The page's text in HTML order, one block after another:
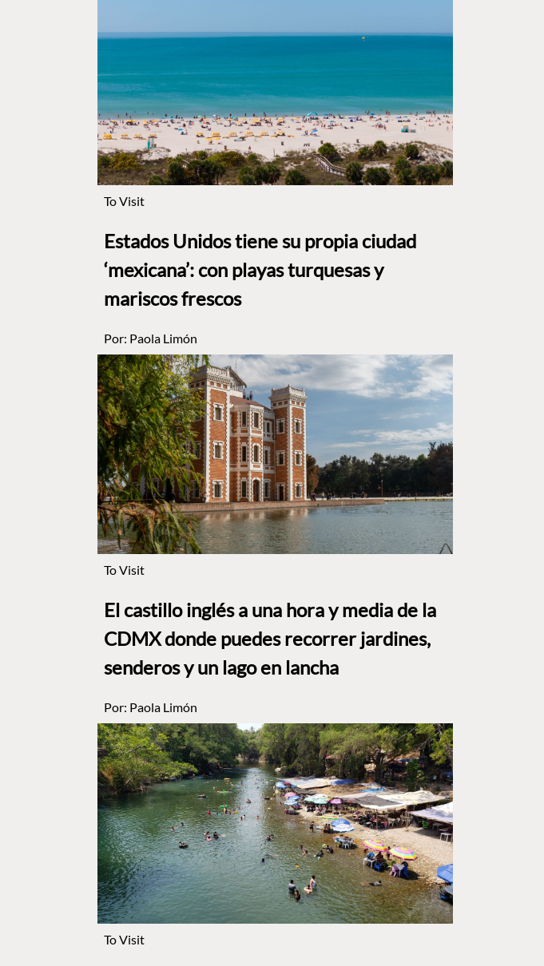
To Visit
Estados Unidos tiene su propia ciudad
‘mexicana’: con playas turquesas y
mariscos frescos
Por: Paola Limón
To Visit
El castillo inglés a una hora y media de la
CDMX donde puedes recorrer jardines,
senderos y un lago en lancha
Por: Paola Limón
To Visit